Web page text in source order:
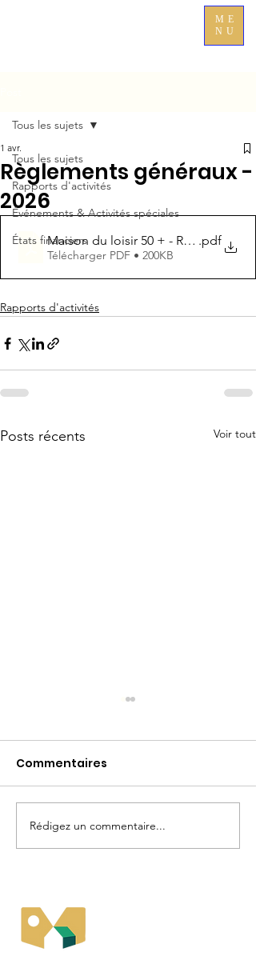
ME
NU
Journée portes ouvertes - 21 août 2026
Tous les sujets
Rapports d'activités
Événements & Activités spéciales
États financiers
Tous les sujets
Règlements généraux -
2026
1 avr.
Maison du loisir 50 + - RG - 2026
.pdf
Télécharger PDF • 200KB
Rapports d'activités
Posts récents Voir tout
Commentaires
Rédigez un commentaire...